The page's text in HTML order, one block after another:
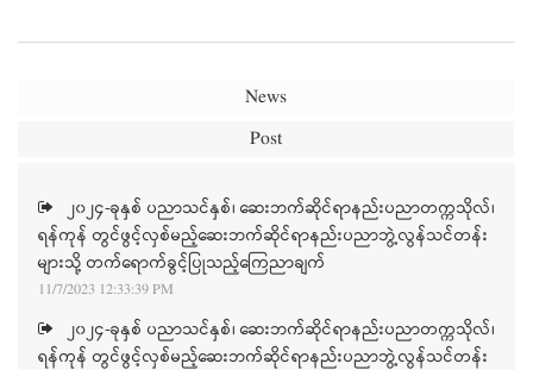
News
Post
၂၀၂၄-ခုနှစ် ပညာသင်နှစ်၊ ဆေးဘက်ဆိုင်ရာနည်းပညာတက္ကသိုလ်၊
ရန်ကုန် တွင်ဖွင့်လှစ်မည့်ဆေးဘက်ဆိုင်ရာနည်းပညာဘွဲ့လွန်သင်တန်း
များသို့ တက်ရောက်ခွင့်ပြုသည့်ကြေညာချက်
11/7/2023 12:33:39 PM
၂၀၂၄-ခုနှစ် ပညာသင်နှစ်၊ ဆေးဘက်ဆိုင်ရာနည်းပညာတက္ကသိုလ်၊
ရန်ကုန် တွင်ဖွင့်လှစ်မည့်ဆေးဘက်ဆိုင်ရာနည်းပညာဘွဲ့လွန်သင်တန်း